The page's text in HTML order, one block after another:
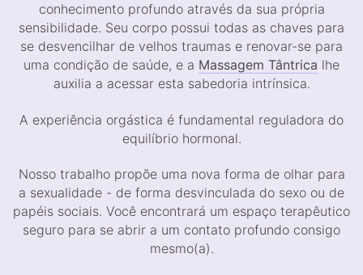
conhecimento profundo através da sua própria
sensibilidade. Seu corpo possui todas as chaves para
se desvencilhar de velhos traumas e renovar-se para
uma condição de saúde, e a Massagem Tântrica lhe
auxilia a acessar esta sabedoria intrínsica.
A experiência orgástica é fundamental reguladora do
equilíbrio hormonal.
Nosso trabalho propõe uma nova forma de olhar para
a sexualidade - de forma desvinculada do sexo ou de
papéis sociais. Você encontrará um espaço terapêutico
seguro para se abrir a um contato profundo consigo
mesmo(a).